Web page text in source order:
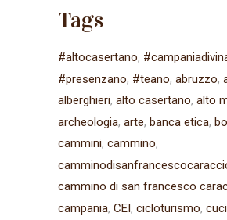
Tags
#altocasertano
#presenzano #teano abruzzo
alberghieri alto casertano alto
archeologia arte banca etica
cammini cammino
cammino di san francesco
campania CEI cicloturismo